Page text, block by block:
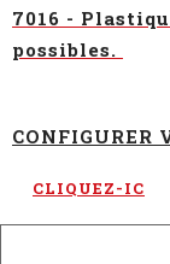
7016 -
possibles.
CONFIGURER
CLIQUEZ-IC